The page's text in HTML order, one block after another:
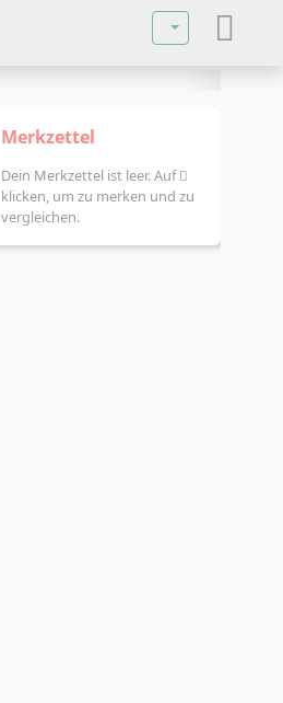
Sprache
Merkzettel
Dein Merkzettel ist leer. Auf
klicken, um zu merken und zu
vergleichen.